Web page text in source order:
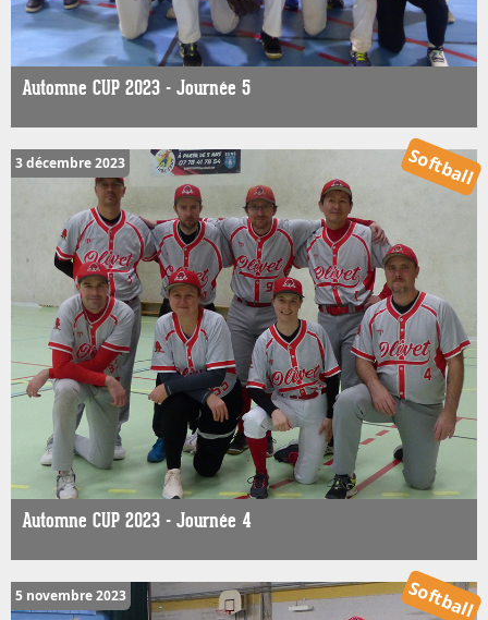
Automne CUP 2023 - Journée 5
Automne CUP 2023 - Journée 4
Softball
3 décembre 2023
Softball
5 novembre 2023